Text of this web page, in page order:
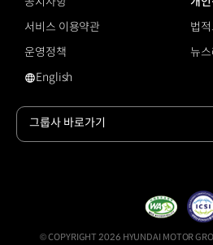
서비스 이용약관
법
운영정책
뉴
영문 사이트로 이동
English
그룹사 바로가기
© COPYRIGHT 2026 HYUNDAI MOTOR